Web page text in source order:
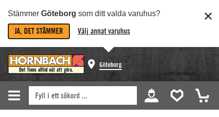
Stämmer Göteborg som ditt valda varuhus?
JA, DET STÄMMER Välj annat varuhus
Göteborg